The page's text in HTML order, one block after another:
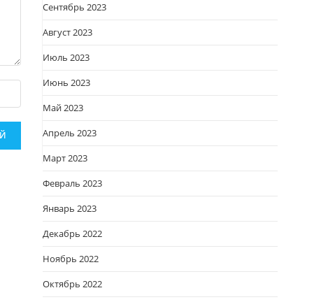
Сентябрь 2023
Август 2023
Июль 2023
Июнь 2023
Май 2023
Апрель 2023
Март 2023
Февраль 2023
Январь 2023
Декабрь 2022
Ноябрь 2022
Октябрь 2022